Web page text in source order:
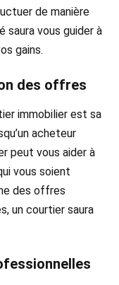
de manière
saura vous guider à
gains.
des offres
immobilier est sa
acheteur
peut vous aider à
vous soient
des offres
un courtier saura